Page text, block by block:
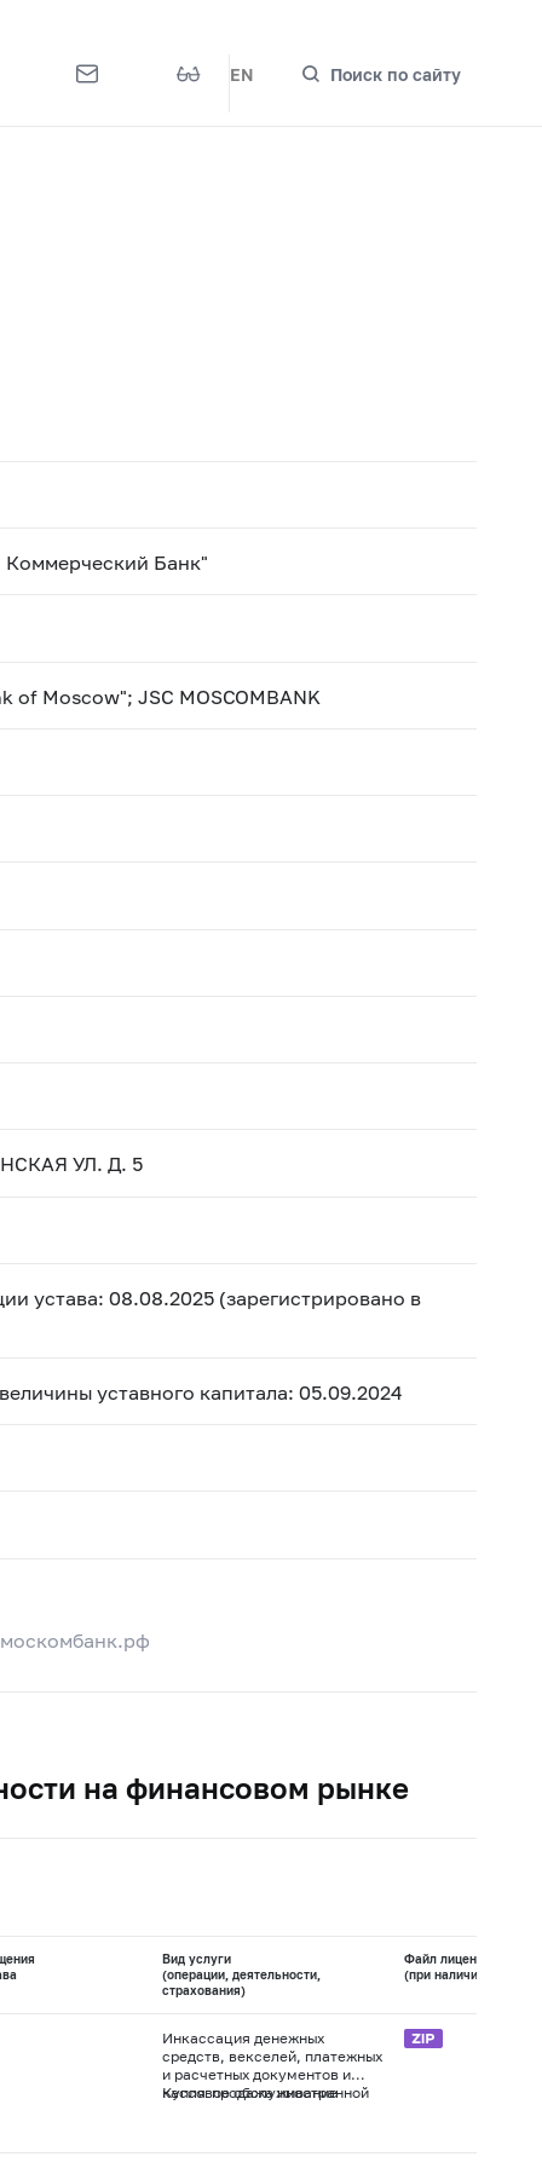
EN Поиск по сайту
Банк"
of Moscow"; JSC MOSCOMBANK
УЛ. Д. 5
устава: 08.08.2025 (зарегистрировано в
уставного капитала: 05.09.2024
на финансовом рынке
Вид услуги
(операции, деятельности,
страхования)
Файл лицензии
(при наличии)
Инкассация денежных
средств, векселей, платежных
и расчетных документов и
кассовое обслуживание
Купля-продажа иностранной